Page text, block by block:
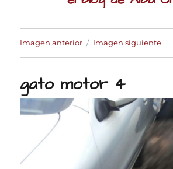
Imagen anterior Imagen siguiente
gato motor 4